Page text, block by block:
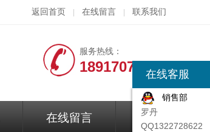
返回首页 在线留言 联系我们
服务热线：
18917074297
在线留言 联系我们
在线客服
销售部
罗丹
QQ1322728622